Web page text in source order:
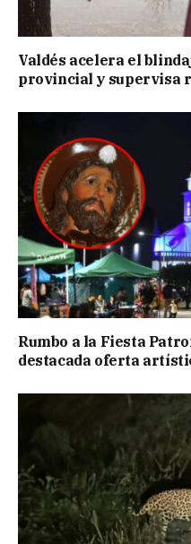
Valdés acelera el
provincial y supervisa
Rumbo a la Fiesta
destacada oferta